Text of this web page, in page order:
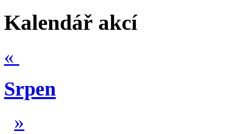
Kalendář akcí
«
Srpen
»